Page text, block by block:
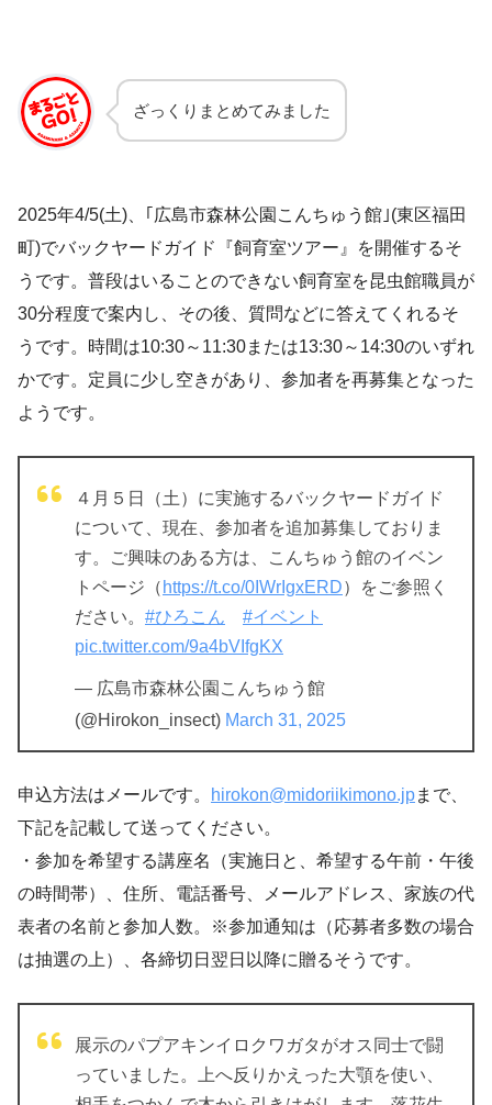
ざっくりまとめてみました
2025年4/5(土)、｢広島市森林公園こんちゅう館｣(東区福田
町)でバックヤードガイド『飼育室ツアー』を開催するそ
うです。普段はいることのできない飼育室を昆虫館職員が
30分程度で案内し、その後、質問などに答えてくれるそ
うです。時間は10:30～11:30または13:30～14:30のいずれ
かです。定員に少し空きがあり、参加者を再募集となった
ようです。
４月５日（土）に実施するバックヤードガイド
について、現在、参加者を追加募集しておりま
す。ご興味のある方は、こんちゅう館のイベン
トページ（ https://t.co/0IWrIgxERD）をご参照く
ださい。 #ひろこん
#イベント
pic.twitter.com/9a4bVIfgKX
— 広島市森林公園こんちゅう館
(@Hirokon_insect) March 31, 2025
申込方法はメールです。 hirokon@midoriikimono.jpまで、
下記を記載して送ってください。
・参加を希望する講座名（実施日と、希望する午前・午後
の時間帯）、住所、電話番号、メールアドレス、家族の代
表者の名前と参加人数。※参加通知は（応募者多数の場合
は抽選の上）、各締切日翌日以降に贈るそうです。
展示のパプアキンイロクワガタがオス同士で闘
っていました。上へ反りかえった大顎を使い、